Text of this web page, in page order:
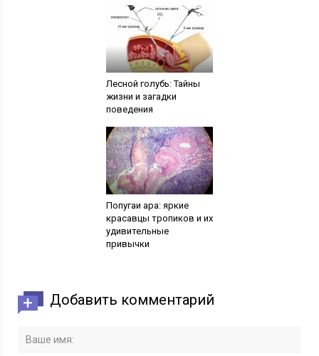
Лесной голубь: Тайны
жизни и загадки
поведения
Попугаи ара: яркие
красавцы тропиков и их
удивительные
привычки
Добавить комментарий